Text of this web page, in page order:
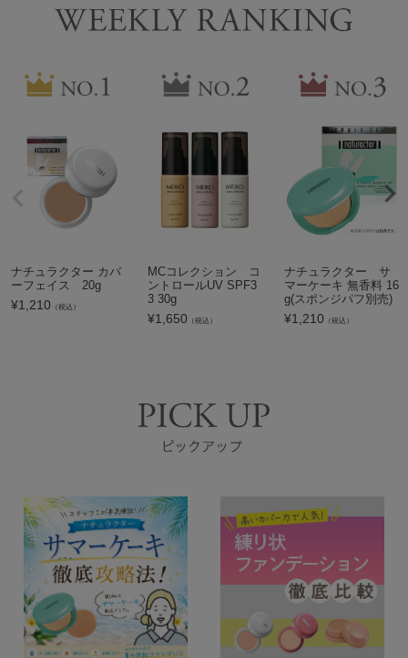
ナチュラクター カバ
ーフェイス 20g
¥1,210 （税込）
MCコレクション コ
ントロールUV SPF3
3 30g
¥1,650 （税込）
ナチュラクター サ
マーケーキ 無香料 16
g(スポンジパフ別売)
¥1,210 （税込）